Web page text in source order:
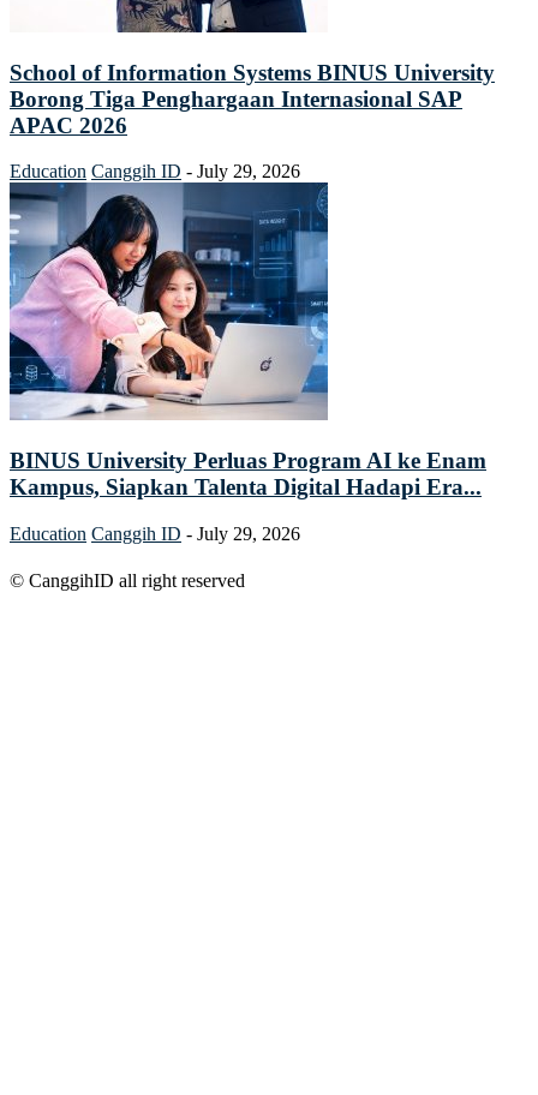
School of Information Systems BINUS University
Borong Tiga Penghargaan Internasional SAP
APAC 2026
Education Canggih ID - July 29, 2026
BINUS University Perluas Program AI ke Enam
Kampus, Siapkan Talenta Digital Hadapi Era...
Education Canggih ID - July 29, 2026
© CanggihID all right reserved